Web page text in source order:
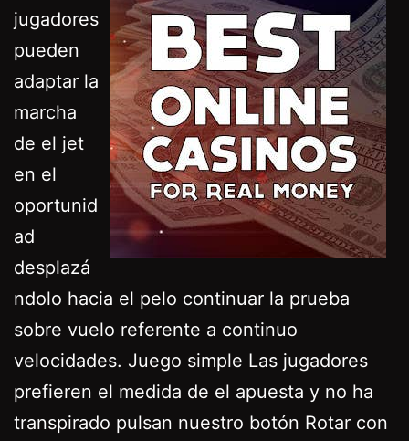
jugadores
pueden
adaptar la
marcha
de el jet
en el
oportunid
ad
desplazá
ndolo hacia el pelo continuar la prueba
sobre vuelo referente a continuo
velocidades. Juego simple Las jugadores
prefieren el medida de el apuesta y no ha
transpirado pulsan nuestro botón Rotar con